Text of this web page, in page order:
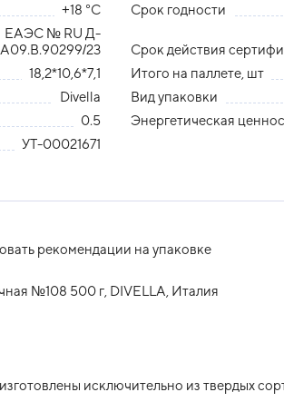
+18 °С Срок годности
ЕАЭС № RU Д-
23
Срок действия
18,2*10,6*7,1 Итого на паллете, шт
Divella Вид упаковки
0.5 Энергетическая
УТ-00021671
рекомендации на упаковке
№108 500 г, DIVELLA, Италия
исключительно из твердых